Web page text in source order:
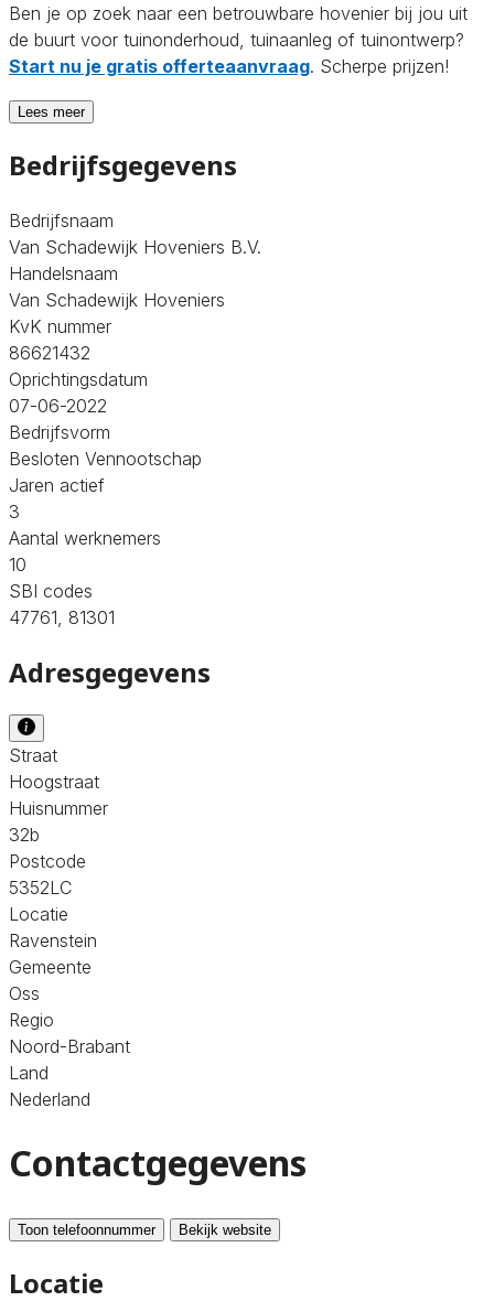
Ben je op zoek naar een betrouwbare hovenier bij jou uit
de buurt voor tuinonderhoud, tuinaanleg of tuinontwerp?
Start nu je gratis offerteaanvraag. Scherpe prijzen!
Lees meer
Bedrijfsgegevens
Bedrijfsnaam
Van Schadewijk Hoveniers B.V.
Handelsnaam
Van Schadewijk Hoveniers
KvK nummer
86621432
Oprichtingsdatum
07-06-2022
Bedrijfsvorm
Besloten Vennootschap
Jaren actief
3
Aantal werknemers
10
SBI codes
47761, 81301
Adresgegevens
Straat
Hoogstraat
Huisnummer
32b
Postcode
5352LC
Locatie
Ravenstein
Gemeente
Oss
Regio
Noord-Brabant
Land
Nederland
Contactgegevens
Toon telefoonnummer Bekijk website
Locatie